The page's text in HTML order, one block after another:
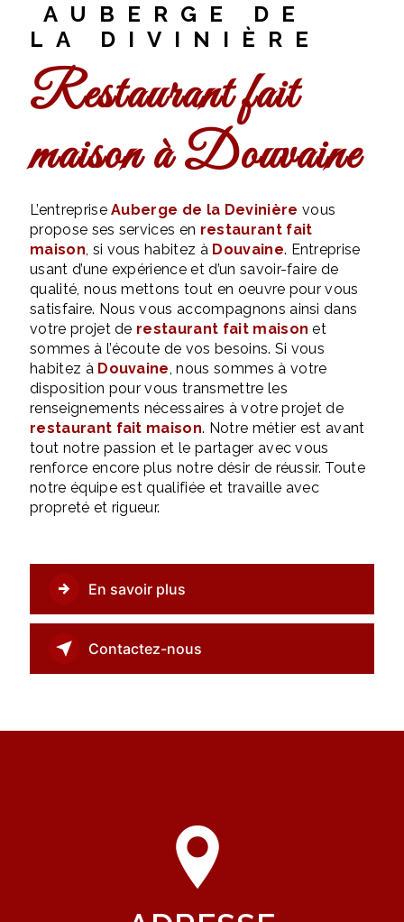
AUBERGE DE
LA DIVINIÈRE
restaurant fait
maison à Douvaine
L’entrepriseAuberge de la Devinière vous
propose ses services en restaurant fait
maison, si vous habitez à Douvaine. Entreprise
usant d’une expérience et d’un savoir-faire de
qualité, nous mettons tout en oeuvre pour vous
satisfaire. Nous vous accompagnons ainsi dans
votre projet de restaurant fait maison et
sommes à l’écoute de vos besoins. Si vous
habitez à Douvaine, nous sommes à votre
disposition pour vous transmettre les
renseignements nécessaires à votre projet de
restaurant fait maison. Notre métier est avant
tout notre passion et le partager avec vous
renforce encore plus notre désir de réussir. Toute
notre équipe est qualifiée et travaille avec
propreté et rigueur.
En savoir plus
Contactez-nous